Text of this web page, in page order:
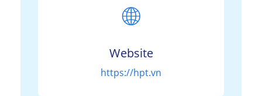
🌐
Website
https://hpt.vn